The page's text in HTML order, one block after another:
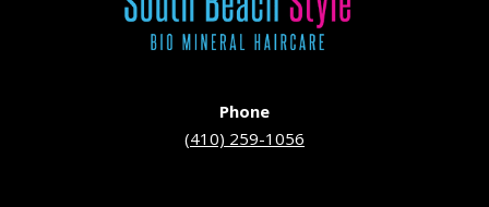
Phone
(410) 259-1056